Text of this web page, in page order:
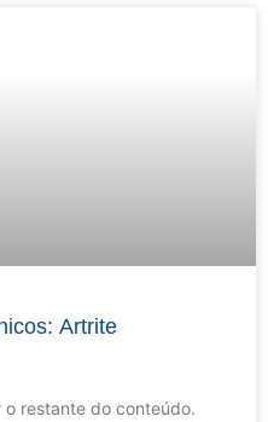
Artrite
restante do conteúdo.